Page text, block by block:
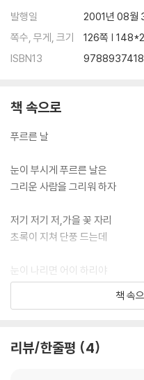
발행일
2001년 08월
쪽수, 무게, 크기
126쪽 |
ISBN13
책 속으로
푸르른 날
눈이 부시게 푸르른 날은
그리운 사람을 그리워 하자
저기 저기 저,가을 꽃 자리
초록이 지쳐 단풍 드는데
눈이 나리면 어이 하리야
봄이 또오면 어이 하리야
책 속
리뷰/한줄평 4